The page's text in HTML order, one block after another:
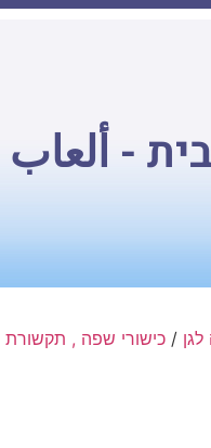
- ألعاب
/ כישורי שפה , תקשורת